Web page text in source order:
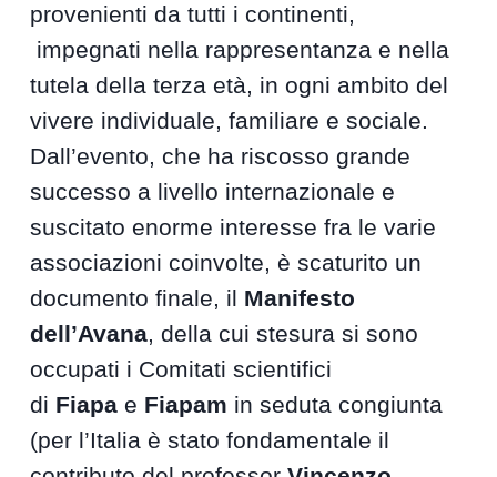
provenienti da tutti i continenti,
impegnati nella rappresentanza e nella
tutela della terza età, in ogni ambito del
vivere individuale, familiare e sociale.
Dall’evento, che ha riscosso grande
successo a livello internazionale e
suscitato enorme interesse fra le varie
associazioni coinvolte, è scaturito un
documento finale, il Manifesto
dell’Avana, della cui stesura si sono
occupati i Comitati scientifici
di Fiapa e Fiapam in seduta congiunta
(per l’Italia è stato fondamentale il